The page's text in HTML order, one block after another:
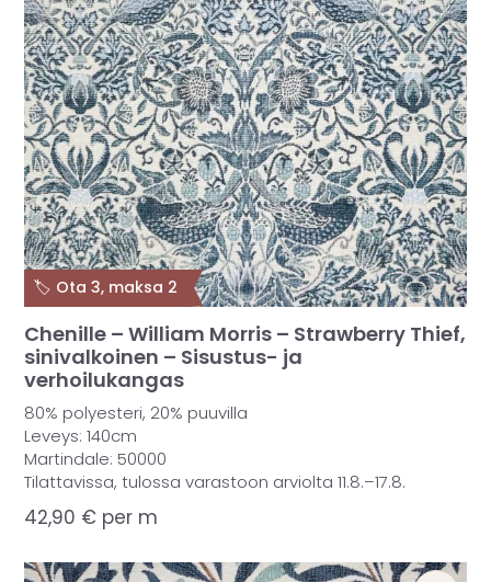
OHJEITA
USEIN KYSYTTYÄ
OTA YHTEYTTÄ
Chenille – William Morris – Strawberry Thief,
sinivalkoinen – Sisustus- ja
verhoilukangas
80% polyesteri, 20% puuvilla
Leveys: 140cm
Martindale: 50000
Tilattavissa, tulossa varastoon arviolta 11.8.–17.8.
42,90 € per m
🏷️ Ota 3, maksa 2